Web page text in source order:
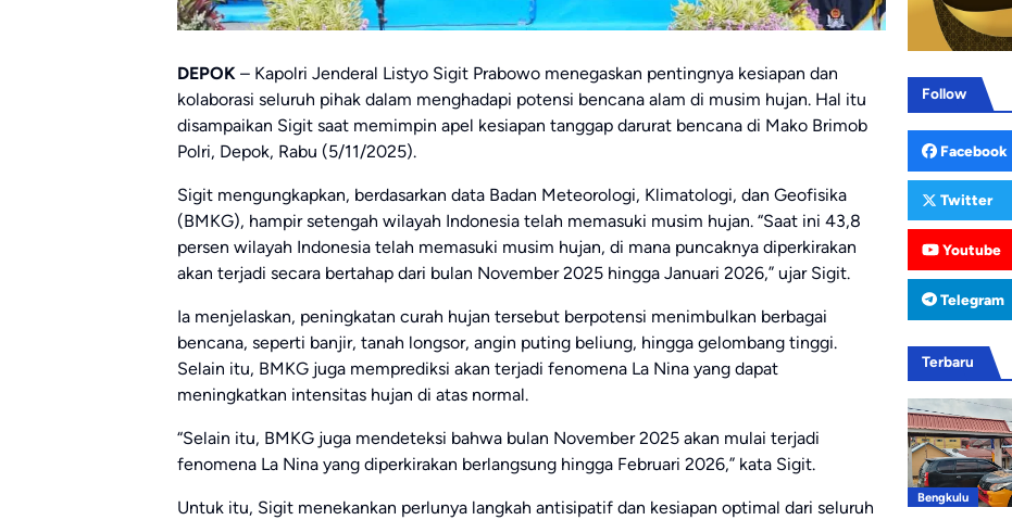
DEPOK – Kapolri Jenderal Listyo Sigit Prabowo menegaskan pentingnya kesiapan dan
kolaborasi seluruh pihak dalam menghadapi potensi bencana alam di musim hujan. Hal itu
disampaikan Sigit saat memimpin apel kesiapan tanggap darurat bencana di Mako Brimob
Polri, Depok, Rabu (5/11/2025).
Sigit mengungkapkan, berdasarkan data Badan Meteorologi, Klimatologi, dan Geofisika
(BMKG), hampir setengah wilayah Indonesia telah memasuki musim hujan. “Saat ini 43,8
persen wilayah Indonesia telah memasuki musim hujan, di mana puncaknya diperkirakan
akan terjadi secara bertahap dari bulan November 2025 hingga Januari 2026,” ujar Sigit.
Ia menjelaskan, peningkatan curah hujan tersebut berpotensi menimbulkan berbagai
bencana, seperti banjir, tanah longsor, angin puting beliung, hingga gelombang tinggi.
Selain itu, BMKG juga memprediksi akan terjadi fenomena La Nina yang dapat
meningkatkan intensitas hujan di atas normal.
“Selain itu, BMKG juga mendeteksi bahwa bulan November 2025 akan mulai terjadi
fenomena La Nina yang diperkirakan berlangsung hingga Februari 2026,” kata Sigit.
Untuk itu, Sigit menekankan perlunya langkah antisipatif dan kesiapan optimal dari seluruh
Follow
Facebook
Twitter
Youtube
Telegram
Terbaru
Bengkulu